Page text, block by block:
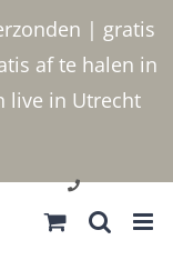
| gratis
af te halen in
live in Utrecht
030 2400000